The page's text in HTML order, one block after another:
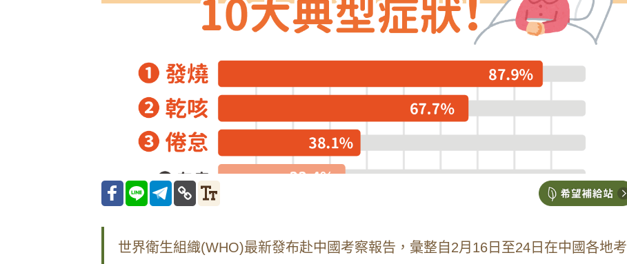
世界衛生組織(WHO)最新發布赴中國考察報告，彙整自2月16日至24日在中國各地考